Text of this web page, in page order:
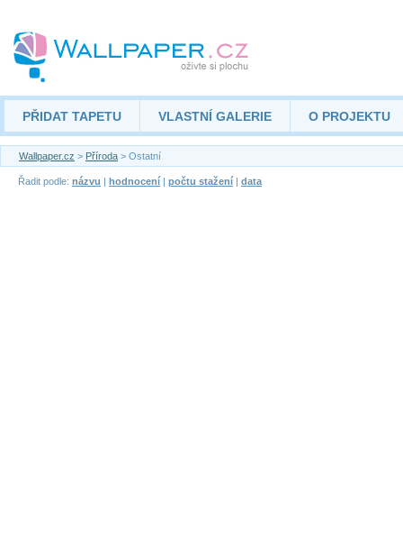
PŘIDAT TAPETU VLASTNÍ GALERIE O PROJEKTU
Wallpaper.cz > Příroda > Ostatní
Řadit podle: názvu | hodnocení | počtu stažení | data